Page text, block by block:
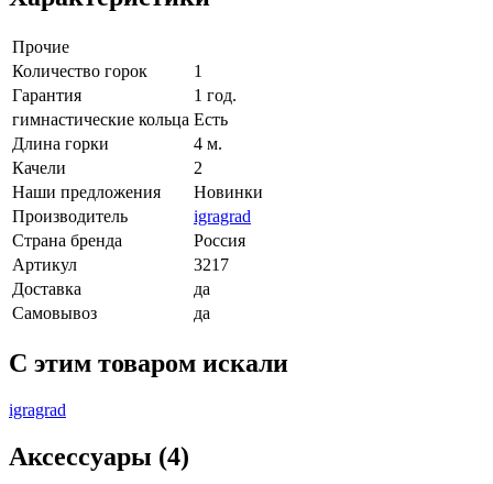
Прочие
Количество горок
1
Гарантия
1 год.
гимнастические кольца Есть
Длина горки
4 м.
Качели
2
Наши предложения
Новинки
Производитель
igragrad
Страна бренда
Россия
Артикул
3217
Доставка
да
Самовывоз
да
C этим товаром искали
igragrad
Аксессуары (4)